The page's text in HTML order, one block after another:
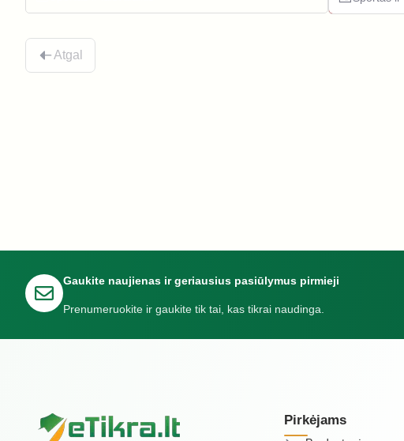
Atgal
Gaukite naujienas ir geriausius pasiūlymus pirmieji
Prenumeruokite ir gaukite tik tai, kas tikrai naudinga.
Pirkėjams